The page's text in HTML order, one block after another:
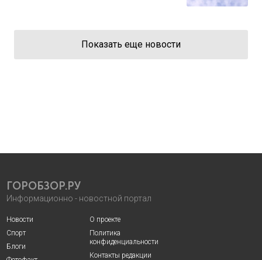
Показать еще новости
ГОРОБЗОР.РУ
Информационно - новостной портал
Новости
Спорт
Блоги
О проекте
Политика
конфиденциальности
Контакты редакции